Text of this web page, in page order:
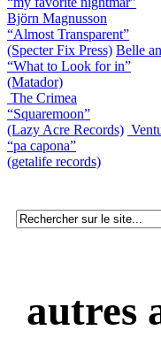
Björn Magnusson
“Almost Transparent”
(Specter Fix Press) Belle
“What to Look for in”
(Matador)
The Crimea
“Squaremoon”
(Lazy Acre Records)
“pa capona”
(getalife records)
autres